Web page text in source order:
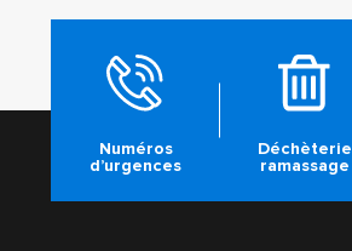
Numéros
d’urgences
Déchèterie
ramassage